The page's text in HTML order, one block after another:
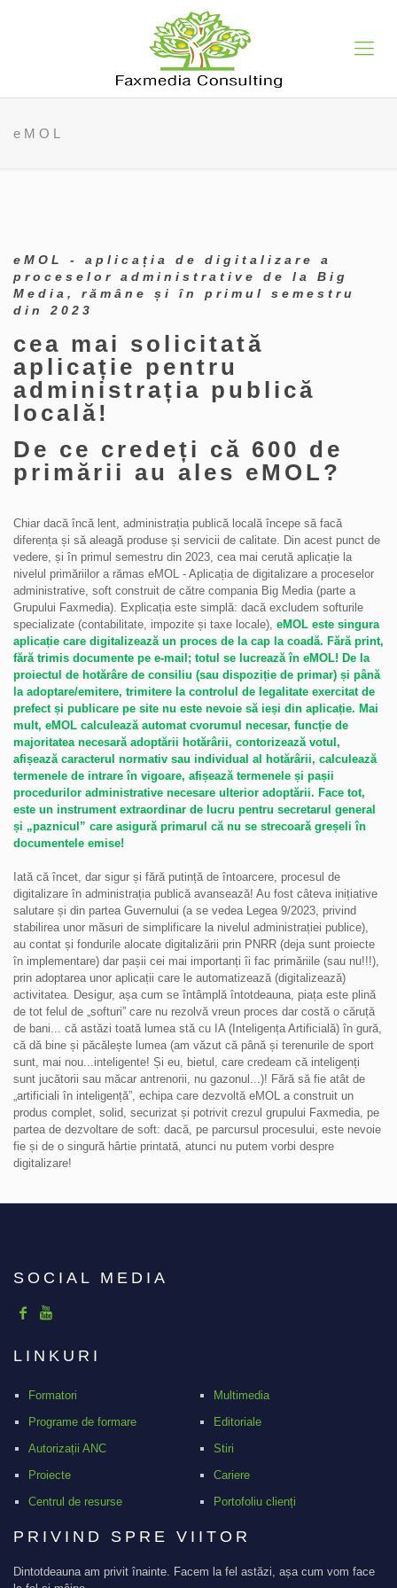
eMOL
eMOL - aplicația de digitalizare a
proceselor administrative de la Big
Media, rămâne și în primul semestru
din 2023
cea mai solicitată
aplicație pentru
administrația publică
locală!
De ce credeți că 600 de
primării au ales eMOL?
Chiar dacă încă lent, administrația publică locală începe să facă
diferența și să aleagă produse și servicii de calitate. Din acest punct de
vedere, și în primul semestru din 2023, cea mai cerută aplicație la
nivelul primăriilor a rămas eMOL - Aplicația de digitalizare a proceselor
administrative, soft construit de către compania Big Media (parte a
Grupului Faxmedia). Explicația este simplă: dacă excludem softurile
specializate (contabilitate, impozite și taxe locale), eMOL este singura
aplicație care digitalizează un proces de la cap la coadă. Fără print,
fără trimis documente pe e-mail; totul se lucrează în eMOL! De la
proiectul de hotărâre de consiliu (sau dispoziție de primar) și până
la adoptare/emitere, trimitere la controlul de legalitate exercitat de
prefect și publicare pe site nu este nevoie să ieși din aplicație. Mai
mult, eMOL calculează automat cvorumul necesar, funcție de
majoritatea necesară adoptării hotărârii, contorizează votul,
afișează caracterul normativ sau individual al hotărârii, calculează
termenele de intrare în vigoare, afișează termenele și pașii
procedurilor administrative necesare ulterior adoptării. Face tot,
este un instrument extraordinar de lucru pentru secretarul general
și „paznicul” care asigură primarul că nu se strecoară greșeli în
documentele emise!
Iată că încet, dar sigur și fără putință de întoarcere, procesul de
digitalizare în administrația publică avansează! Au fost câteva inițiative
salutare și din partea Guvernului (a se vedea Legea 9/2023, privind
stabilirea unor măsuri de simplificare la nivelul administrației publice),
au contat și fondurile alocate digitalizării prin PNRR (deja sunt proiecte
în implementare) dar pașii cei mai importanți îi fac primăriile (sau nu!!!),
prin adoptarea unor aplicații care le automatizează (digitalizează)
activitatea. Desigur, așa cum se întâmplă întotdeauna, piața este plină
de tot felul de „softuri” care nu rezolvă vreun proces dar costă o căruță
de bani... că astăzi toată lumea stă cu IA (Inteligența Artificială) în gură,
că dă bine și păcălește lumea (am văzut că până și terenurile de sport
sunt, mai nou...inteligente! Și eu, bietul, care credeam că inteligenți
sunt jucătorii sau măcar antrenorii, nu gazonul...)! Fără să fie atât de
„artificiali în inteligență”, echipa care dezvoltă eMOL a construit un
produs complet, solid, securizat și potrivit crezul grupului Faxmedia, pe
partea de dezvoltare de soft: dacă, pe parcursul procesului, este nevoie
fie și de o singură hârtie printată, atunci nu putem vorbi despre
digitalizare!
SOCIAL MEDIA
LINKURI
Formatori
Programe de formare
Autorizații ANC
Proiecte
Centrul de resurse
Multimedia
Editoriale
Stiri
Cariere
Portofoliu clienți
PRIVIND SPRE VIITOR
Dintotdeauna am privit înainte. Facem la fel astăzi, așa cum vom face